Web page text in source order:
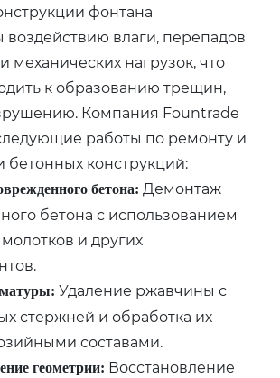
фонтана
влаги, перепадов
механических нагрузок, что
к образованию трещин,
Компания Fountrade
работы по ремонту и
бетонных конструкций:
бетона: Демонтаж
бетона с использованием
и других
Удаление ржавчины с
стержней и обработка их
составами.
геометрии: Восстановление